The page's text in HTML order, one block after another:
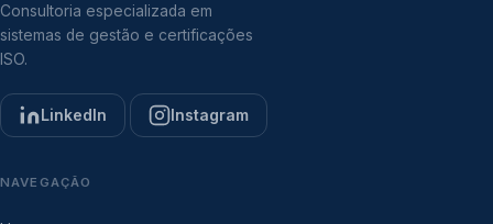
Consultoria especializada em
sistemas de gestão e certificações
ISO.
LinkedIn Instagram
NAVEGAÇÃO